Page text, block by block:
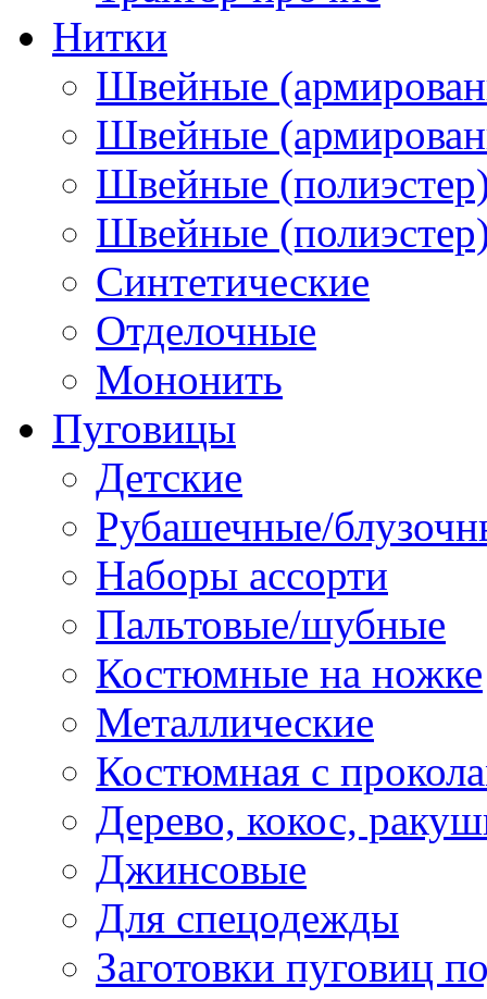
Нитки
Швейные
Швейные
Швейные
Швейные
Синтетические
Отделочные
Мононить
Пуговицы
Детские
Рубашечные/
Наборы ассорти
Пальтовые/шубные
Костюмные на ножке
Металлические
Костюмная с
Дерево, кокос,
Джинсовые
Для спецодежды
Заготовки пуговиц